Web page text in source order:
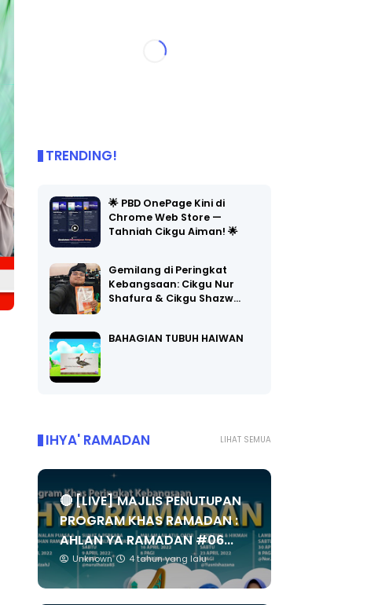
TRENDING!
🌟 PBD OnePage Kini di
Chrome Web Store —
Tahniah Cikgu Aiman! 🌟
Gemilang di Peringkat
Kebangsaan: Cikgu Nur
Shafura & Cikgu Shazw…
BAHAGIAN TUBUH HAIWAN
LIHAT SEMUA
IHYA' RAMADAN
🔴 [LIVE] MAJLIS PENUTUPAN
PROGRAM KHAS RAMADAN :
AHLAN YA RAMADAN #06...
Unknown 4 tahun yang lalu